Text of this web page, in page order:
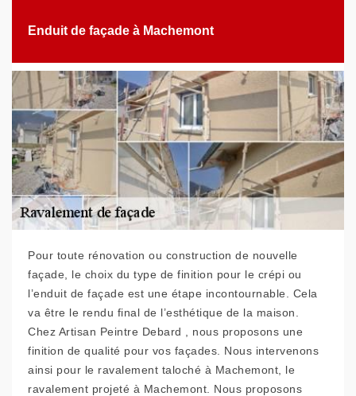
Enduit de façade à Machemont
Pour toute rénovation ou construction de nouvelle
façade, le choix du type de finition pour le crépi ou
l’enduit de façade est une étape incontournable. Cela
va être le rendu final de l’esthétique de la maison.
Chez Artisan Peintre Debard , nous proposons une
finition de qualité pour vos façades. Nous intervenons
ainsi pour le ravalement taloché à Machemont, le
ravalement projeté à Machemont. Nous proposons